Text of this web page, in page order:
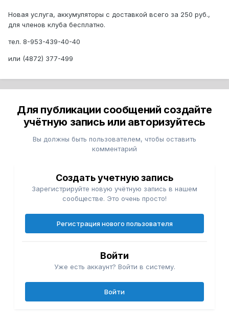
Новая услуга, аккумуляторы с доставкой всего за 250 руб.,
для членов клуба бесплатно.
тел. 8-953-439-40-40
или (4872) 377-499
Для публикации сообщений создайте
учётную запись или авторизуйтесь
Вы должны быть пользователем, чтобы оставить
комментарий
Создать учетную запись
Зарегистрируйте новую учётную запись в нашем
сообществе. Это очень просто!
Регистрация нового пользователя
Войти
Уже есть аккаунт? Войти в систему.
Войти